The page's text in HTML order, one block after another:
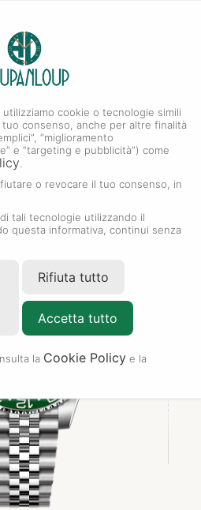
II
cookie o tecnologie simili
consenso, anche per altre finalità
“miglioramento
e “targeting e pubblicità”) come
o revocare il tuo consenso, in
tali tecnologie utilizzando il
questa informativa, continui senza
Rifiuta tutto
Accetta tutto
la Cookie Policy e la